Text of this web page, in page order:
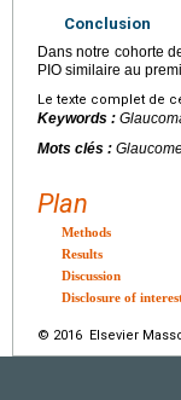
Conclusion
Dans notre cohorte
PIO similaire au
Le texte complet de
Keywords :
Mots clés :
Plan
Methods
Results
Discussion
Disclosure of
© 2016 Elsevier